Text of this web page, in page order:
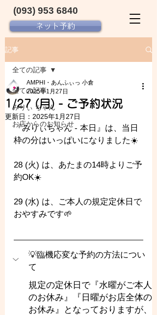
ネット予約
(093) 953 6840‬
記事
全ての記事
みりぃ ちゃん
お店からのお知らせ
全ての記事
1/27 (月) - ご予約状況
AMPHI・あんふぃっ 小倉
2025年1月27日
更新日： 2025年1月27日
『みりぃちゃん - 本日』は、当日
枠の分はいっぱいになりました☀️
28 (火) は、あたまの14時よりご予
約OK☀️
29 (水) は、ご本人の規定定休日で
おやすみです🌱
💡臨機応変な予約の方法につい
て
規定の定休日で『水曜がご本人
のお休み』『日曜がお店全体の
お休み』となっておりますが、